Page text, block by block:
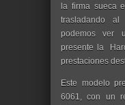
la firma sueca
trasladando
podemos ver
presente la
prestaciones
Este modelo
6061, con un